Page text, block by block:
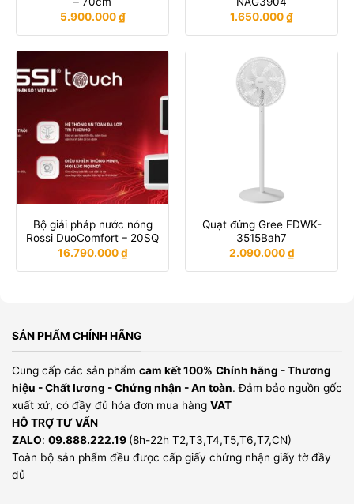
5.900.000₫
1.650.000₫
Bộ giải pháp nước nóng
Rossi DuoComfort – 20SQ
16.790.000₫
Quạt đứng Gree FDWK-
3515Bah7
2.090.000₫
SẢN PHẨM CHÍNH HÃNG
Cung cấp các sản phẩm cam kết 100% Chính hãng - Thương
hiệu - Chất lương - Chứng nhận - An toàn. Đảm bảo nguồn gốc
xuất xứ, có đầy đủ hóa đơn mua hàng VAT
HỖ TRỢ TƯ VẤN
ZALO: 09.888.222.19 (8h-22h T2,T3,T4,T5,T6,T7,CN)
Toàn bộ sản phẩm đều được cấp giấy chứng nhận giấy tờ đầy
đủ